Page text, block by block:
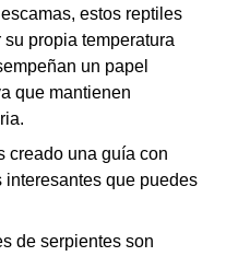
estos reptiles
propia temperatura
un papel
que mantienen
creado una guía con
que puedes
de serpientes son